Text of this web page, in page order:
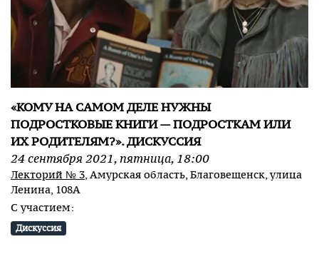
«КОМУ НА САМОМ ДЕЛЕ НУЖНЫ
ПОДРОСТКОВЫЕ КНИГИ — ПОДРОСТКАМ ИЛИ
ИХ РОДИТЕЛЯМ?». ДИСКУССИЯ
24сентября 2021,пятница, 18:00
Лекторий № 3, Амурская область, Благовещенск, улица
Ленина, 108А
С участием:
Дискуссия